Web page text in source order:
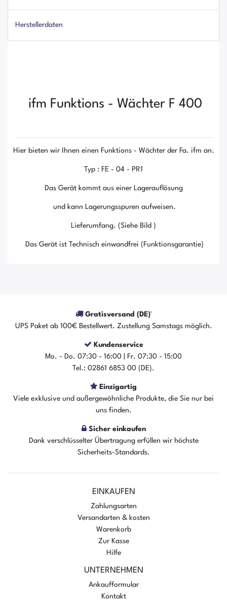
Herstellerdaten
ifm Funktions - Wächter F 400
Hier bieten wir Ihnen einen Funktions - Wächter der Fa. ifm an.
Typ : FE - 04 - PR1
Das Gerät kommt aus einer Lagerauflösung
und kann Lagerungsspuren aufweisen.
Lieferumfang. (Siehe Bild )
Das Gerät ist Technisch einwandfrei (Funktionsgarantie)
Gratisversand (DE)¹
UPS Paket ab 100€ Bestellwert. Zustellung Samstags möglich.
Kundenservice
Mo. - Do. 07:30 - 16:00 | Fr. 07:30 - 15:00
Tel.: 02861 6853 00 (DE).
Einzigartig
Viele exklusive und außergewöhnliche Produkte, die Sie nur bei
uns finden.
Sicher einkaufen
Dank verschlüsselter Übertragung erfüllen wir höchste
Sicherheits-Standards.
EINKAUFEN
Zahlungsarten
Versandarten & kosten
Warenkorb
Zur Kasse
Hilfe
UNTERNEHMEN
Ankaufformular
Kontakt